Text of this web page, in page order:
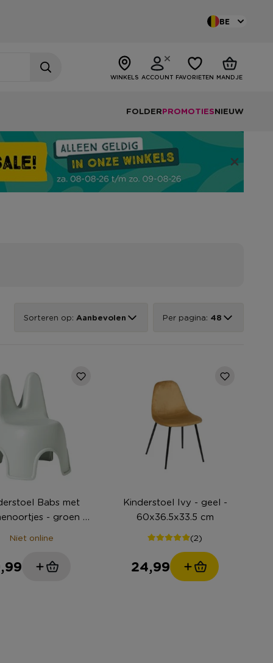
BE
WINKELS ACCOUNT FAVORIETEN MANDJE
FOLDERPROMOTIESNIEUW
Sorteren op: Aanbevolen Per pagina: 48
Babs met
- groen -
Niet online
Kinderstoel Ivy - geel -
60x36.5x33.5 cm
(2)
24,99